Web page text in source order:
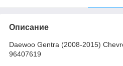
Описание
Daewoo Gentra (2008-2015)
96407619